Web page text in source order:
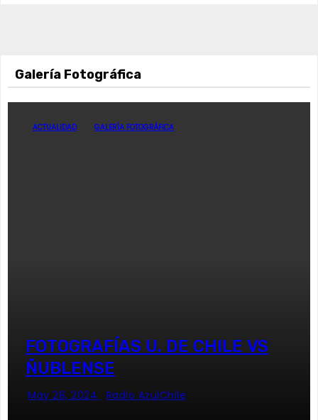
Galería Fotográfica
ACTUALIDAD GALERÍA FOTOGRÁFICA
FOTOGRAFÍAS U. DE CHILE VS
ÑUBLENSE
May 28, 2024 Radio AzulChile